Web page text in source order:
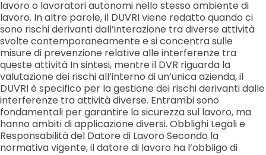
lavoro o lavoratori autonomi nello stesso ambiente di
lavoro. In altre parole, il DUVRI viene redatto quando ci
sono rischi derivanti dall’interazione tra diverse attività
svolte contemporaneamente e si concentra sulle
misure di prevenzione relative alle interferenze tra
queste attività In sintesi, mentre il DVR riguarda la
valutazione dei rischi all’interno di un’unica azienda, il
DUVRI è specifico per la gestione dei rischi derivanti dalle
interferenze tra attività diverse. Entrambi sono
fondamentali per garantire la sicurezza sul lavoro, ma
hanno ambiti di applicazione diversi. Obblighi Legali e
Responsabilità del Datore di Lavoro Secondo la
normativa vigente, il datore di lavoro ha l’obbligo di